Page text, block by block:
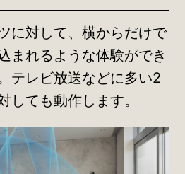
に対して、横からだけで
まれるような体験ができ
テレビ放送などに多い2
しても動作します。